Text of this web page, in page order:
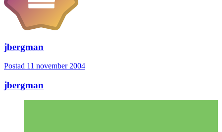
jbergman
Postad 11 november 2004
jbergman